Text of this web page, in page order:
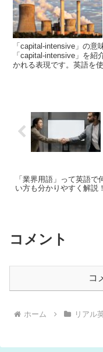
「capital-intensive」の意
「capital-intensive」を
かれる表現です。英語を
「業界用語」って英語で
い方も分かりやすく解説
コメント
コ
ホーム リアル